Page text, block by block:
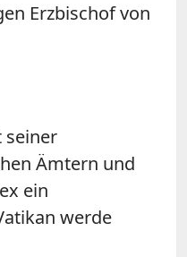
Erzbischof von
seiner
Ämtern und
ein
werde